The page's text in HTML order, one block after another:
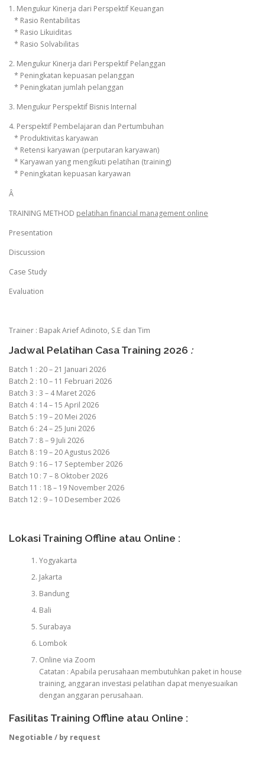
1. Mengukur Kinerja dari Perspektif Keuangan
* Rasio Rentabilitas
* Rasio Likuiditas
* Rasio Solvabilitas
2. Mengukur Kinerja dari Perspektif Pelanggan
* Peningkatan kepuasan pelanggan
* Peningkatan jumlah pelanggan
3. Mengukur Perspektif Bisnis Internal
4. Perspektif Pembelajaran dan Pertumbuhan
* Produktivitas karyawan
* Retensi karyawan (perputaran karyawan)
* Karyawan yang mengikuti pelatihan (training)
* Peningkatan kepuasan karyawan
Â
TRAINING METHOD pelatihan financial management online
Presentation
Discussion
Case Study
Evaluation
Trainer : Bapak Arief Adinoto, S.E dan Tim
Jadwal Pelatihan Casa Training 2026 :
Batch 1 : 20 – 21 Januari 2026
Batch 2 : 10 – 11 Februari 2026
Batch 3 : 3 – 4 Maret 2026
Batch 4 : 14 – 15 April 2026
Batch 5 : 19 – 20 Mei 2026
Batch 6 : 24 – 25 Juni 2026
Batch 7 : 8 – 9 Juli 2026
Batch 8 : 19 – 20 Agustus 2026
Batch 9 : 16 – 17 September 2026
Batch 10 : 7 – 8 Oktober 2026
Batch 11 : 18 – 19 November 2026
Batch 12 : 9 – 10 Desember 2026
Lokasi Training Offline atau Online :
Yogyakarta
Jakarta
Bandung
Bali
Surabaya
Lombok
Online via Zoom
Catatan : Apabila perusahaan membutuhkan paket in house
training, anggaran investasi pelatihan dapat menyesuaikan
dengan anggaran perusahaan.
Fasilitas Training Offline atau Online :
Negotiable / by request